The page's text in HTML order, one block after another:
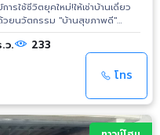
รใช้ชีวิตยุคใหม่!ให้เช่าบ้านเดี่ยว
ยนวัตกรรม "บ้านสุขภาพดี"
เดินสายอินเทอร์เน็ตครบ
งเรียนนานาชาติฮาร์โรว์ (รับชาว
โครงการ: Centro วิภาวดี
พื้นที่ใช้สอย: 274 ตร.ม. ฟังก์ชัน
ำ (ปรับเป็นห้องเก็บของได้) ที่
นสบาย ไม่โดนแดดบ่าย)
กรณ์ทำครัวความพิเศษ: มีห้อง
ง 🌿 ไฮไลท์: บ้านสุขภาพดี &
ว. 233
โทร